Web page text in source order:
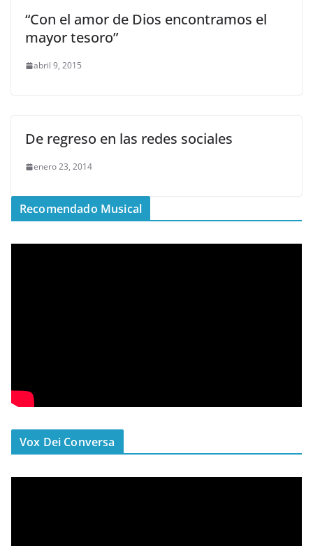
“Con el amor de Dios encontramos el
mayor tesoro”
abril 9, 2015
De regreso en las redes sociales
enero 23, 2014
Recomendado Musical
Vox Dei Conversa